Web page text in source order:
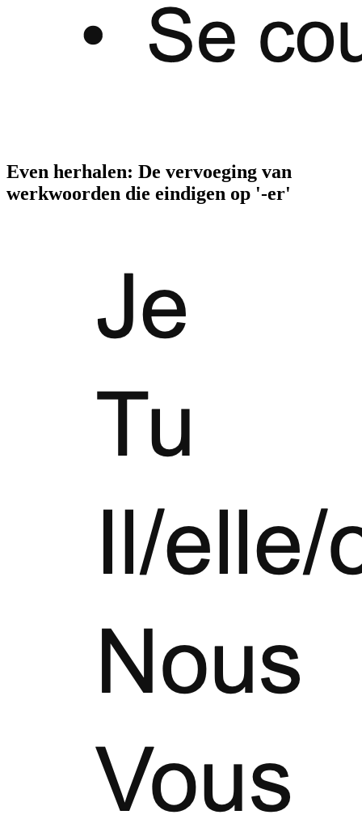
Even herhalen: De vervoeging van
werkwoorden die eindigen op '-er'